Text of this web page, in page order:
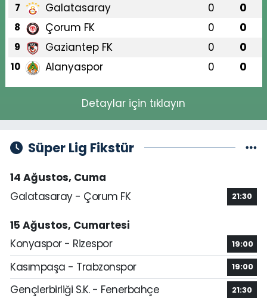
7 Galatasaray 0 0
8 Çorum FK 0 0
9 Gaziantep FK 0 0
10 Alanyaspor 0 0
Detaylar için tıklayın
Süper Lig Fikstür
14 Ağustos, Cuma
Galatasaray - Çorum FK
21:30
15 Ağustos, Cumartesi
Konyaspor - Rizespor
19:00
Kasımpaşa - Trabzonspor 19:00
Gençlerbirliği S.K. - Fenerbahçe 21:30